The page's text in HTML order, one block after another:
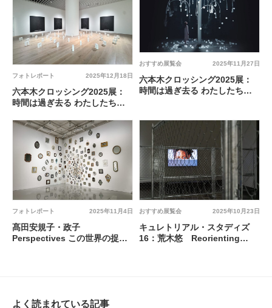
2025年12月18日
フォトレポート
六本木クロッシング2025展：
時間は過ぎ去る わたしたちは
2025年11月27日
おすすめ展覧会
六本木クロッシング2025展：
時間は過ぎ去る わたしたちは
2025年11月4日
フォトレポート
髙田安規子・政子
Perspectives この世界の捉え
2025年10月23日
おすすめ展覧会
キュレトリアル・スタディズ
16：荒木悠 Reorienting
よく読まれている記事